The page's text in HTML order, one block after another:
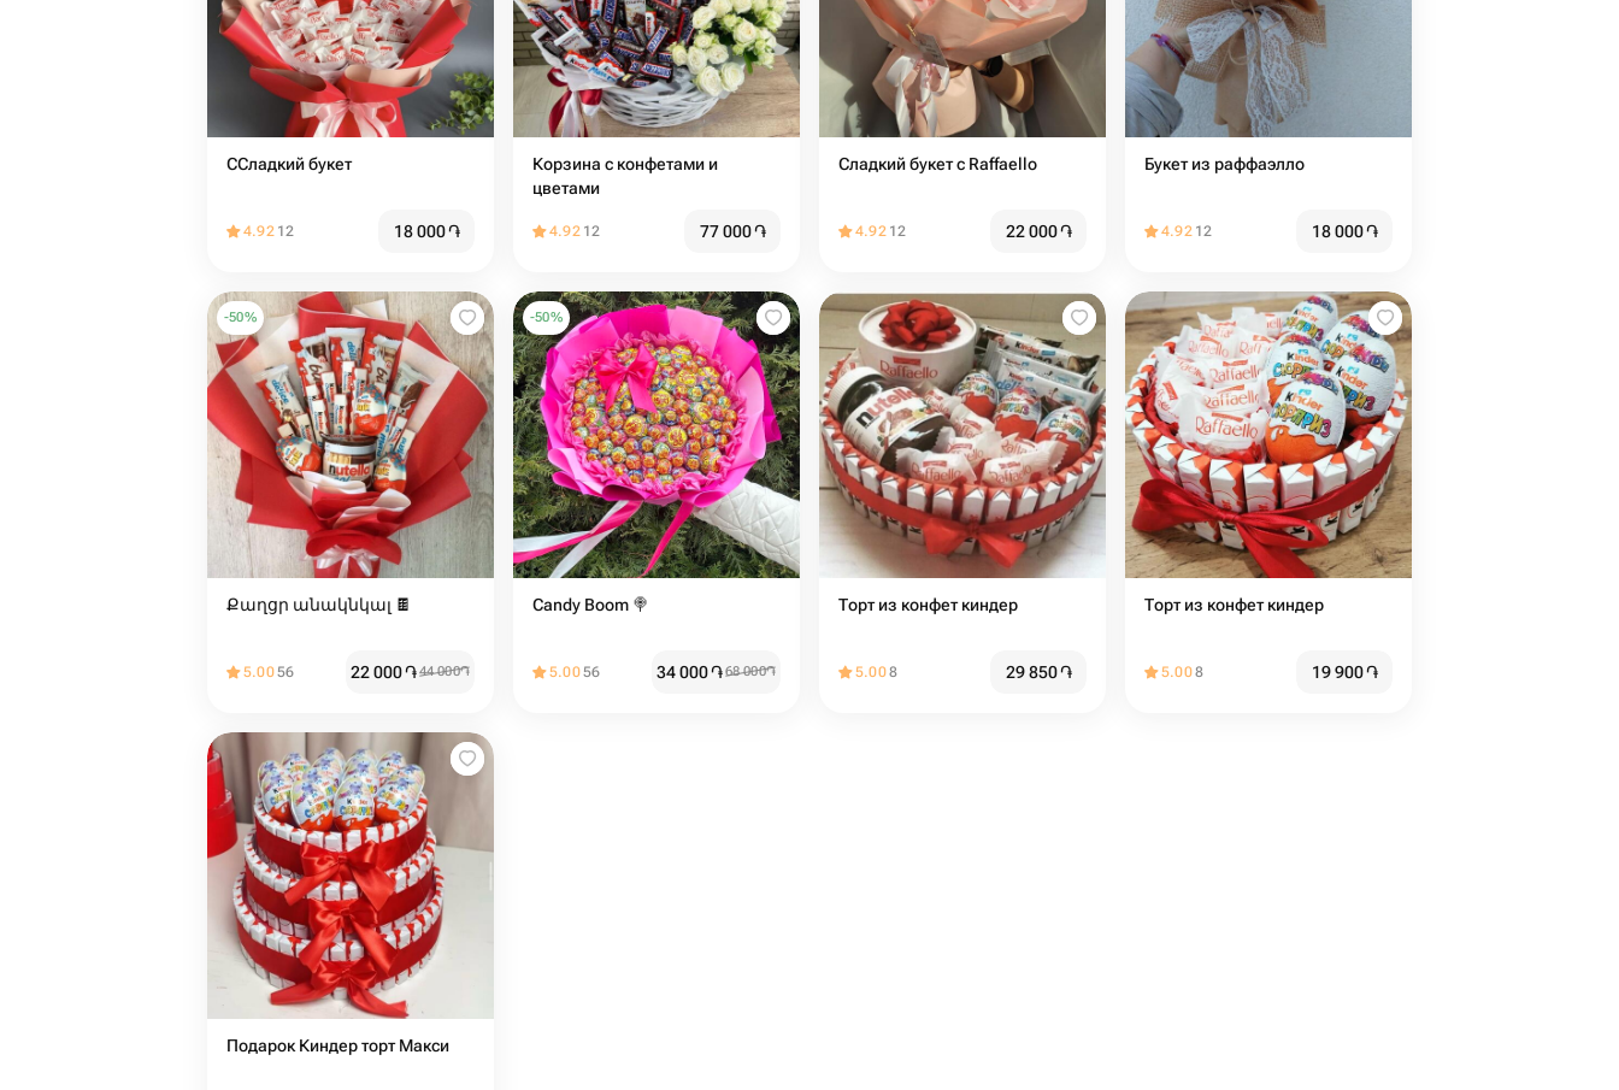
ССладкий букет
4.92 12 18 000֏
Корзина с конфетами и
цветами
4.92 12 77 000֏
Сладкий букет с Raffaello
4.92 12 22 000֏
Букет из раффаэлло
4.92 12 18 000֏
-50%
Քաղցր անակնկալ 🍫
5.0056 22 000֏44 000֏
-50%
Candy Boom 🍭
5.0056 34 000֏68 000֏
Торт из конфет киндер
5.008 29 850֏
Торт из конфет киндер
5.008 19 900֏
Подарок Киндер торт Макси